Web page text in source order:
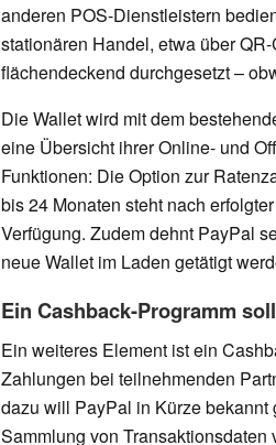
anderen POS-Dienstleistern
stationären Handel, etwa über
flächendeckend durchgesetzt –
Die Wallet wird mit dem
eine Übersicht ihrer Online- und
Funktionen: Die Option zur
bis 24 Monaten steht nach
Verfügung. Zudem dehnt PayPal
neue Wallet im Laden getätigt
Ein Cashback-Programm
Ein weiteres Element ist ein
Zahlungen bei teilnehmenden
dazu will PayPal in Kürze
Sammlung von